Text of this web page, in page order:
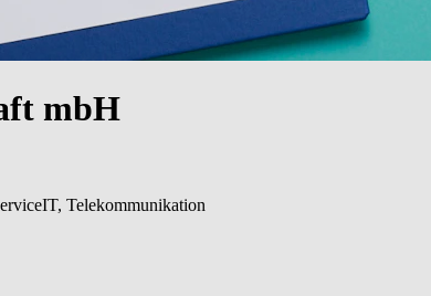
mbH
IT, Telekommunikation